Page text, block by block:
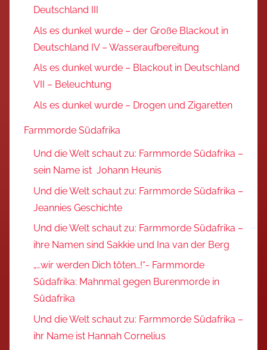
Deutschland III
Als es dunkel wurde – der Große Blackout in
Deutschland IV – Wasseraufbereitung
Als es dunkel wurde – Blackout in Deutschland
VII – Beleuchtung
Als es dunkel wurde – Drogen und Zigaretten
Farmmorde Südafrika
Und die Welt schaut zu: Farmmorde Südafrika –
sein Name ist Johann Heunis
Und die Welt schaut zu: Farmmorde Südafrika –
Jeannies Geschichte
Und die Welt schaut zu: Farmmorde Südafrika –
ihre Namen sind Sakkie und Ina van der Berg
„…wir werden Dich töten…!“- Farmmorde
Südafrika: Mahnmal gegen Burenmorde in
Südafrika
Und die Welt schaut zu: Farmmorde Südafrika –
ihr Name ist Hannah Cornelius